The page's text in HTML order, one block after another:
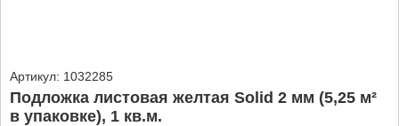
Артикул: 1032285
Подложка листовая желтая Solid 2 мм (5,25 м²
в упаковке), 1 кв.м.